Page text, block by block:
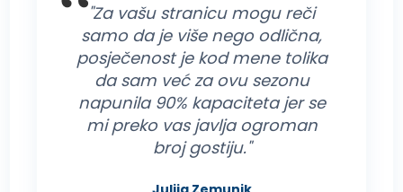
"Za vašu stranicu mogu reči
samo da je više nego odlična,
posječenost je kod mene tolika
da sam već za ovu sezonu
napunila 90% kapaciteta jer se
mi preko vas javlja ogroman
broj gostiju."